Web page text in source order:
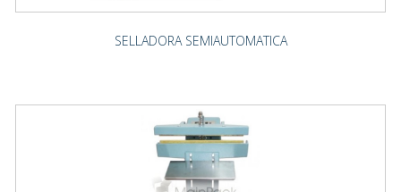
SELLADORA SEMIAUTOMATICA